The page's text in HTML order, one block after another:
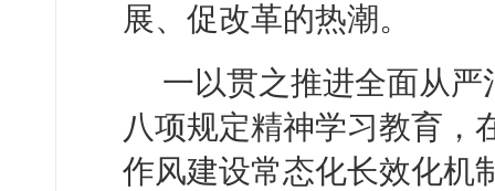
展、促改革的热潮。
一以贯之推进全面从
八项规定精神学习教育，
作风建设常态化长效化机